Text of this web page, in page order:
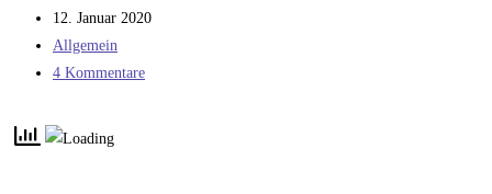
Autor:
Beitrag
veröffentlicht:
12. Januar 2020
Beitrags-
Kategorie:
Allgemein
Beitrags-
4 Kommentare